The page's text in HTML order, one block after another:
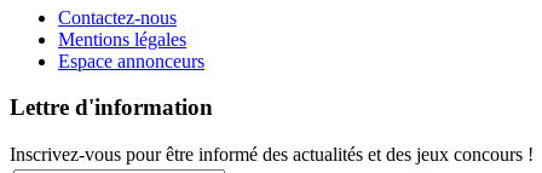
Contactez-nous
Mentions légales
Espace annonceurs
Lettre d'information
Inscrivez-vous pour être informé des actualités et des jeux concours !